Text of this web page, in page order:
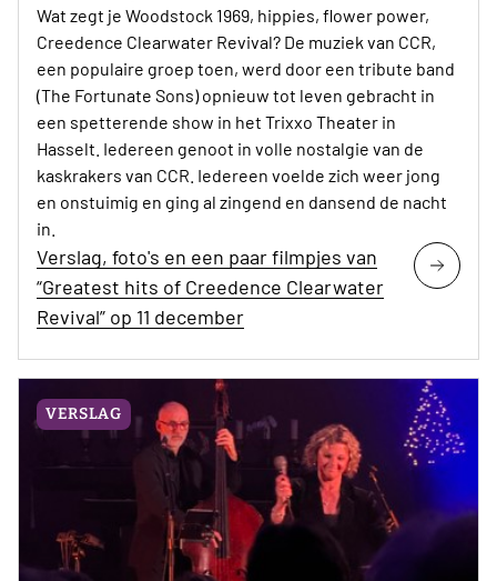
Wat zegt je Woodstock 1969, hippies, flower power,
Creedence Clearwater Revival? De muziek van CCR,
een populaire groep toen, werd door een tribute band
(The Fortunate Sons) opnieuw tot leven gebracht in
een spetterende show in het Trixxo Theater in
Hasselt. Iedereen genoot in volle nostalgie van de
kaskrakers van CCR. Iedereen voelde zich weer jong
en onstuimig en ging al zingend en dansend de nacht
in.
Verslag, foto's en een paar filmpjes van
“Greatest hits of Creedence Clearwater
Revival” op 11 december
VERSLAG